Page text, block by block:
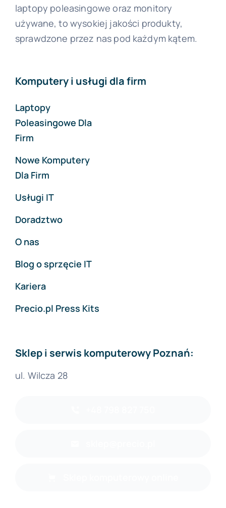
laptopy poleasingowe oraz monitory
używane, to wysokiej jakości produkty,
sprawdzone przez nas pod każdym kątem.
Komputery i usługi dla firm
Laptopy
Poleasingowe Dla
Firm
Nowe Komputery
Dla Firm
Usługi IT
Doradztwo
O nas
Blog o sprzęcie IT
Kariera
Precio.pl Press Kits
Sklep i serwis komputerowy Poznań:
ul. Wilcza 28